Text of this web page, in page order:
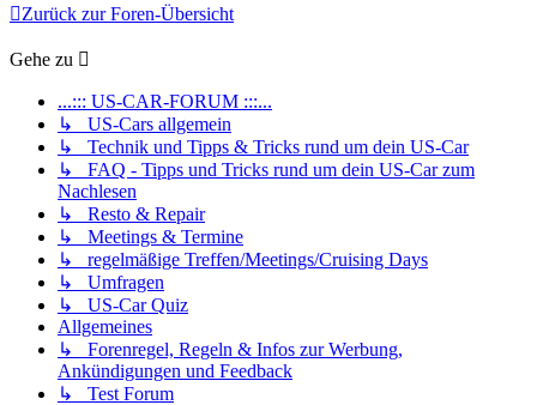
Zurück zur Foren-Übersicht
Gehe zu
...::: US-CAR-FORUM :::...
↳ US-Cars allgemein
↳ Technik und Tipps & Tricks rund um dein US-Car
↳ FAQ - Tipps und Tricks rund um dein US-Car zum
Nachlesen
↳ Resto & Repair
↳ Meetings & Termine
↳ regelmäßige Treffen/Meetings/Cruising Days
↳ Umfragen
↳ US-Car Quiz
Allgemeines
↳ Forenregel, Regeln & Infos zur Werbung,
Ankündigungen und Feedback
↳ Test Forum